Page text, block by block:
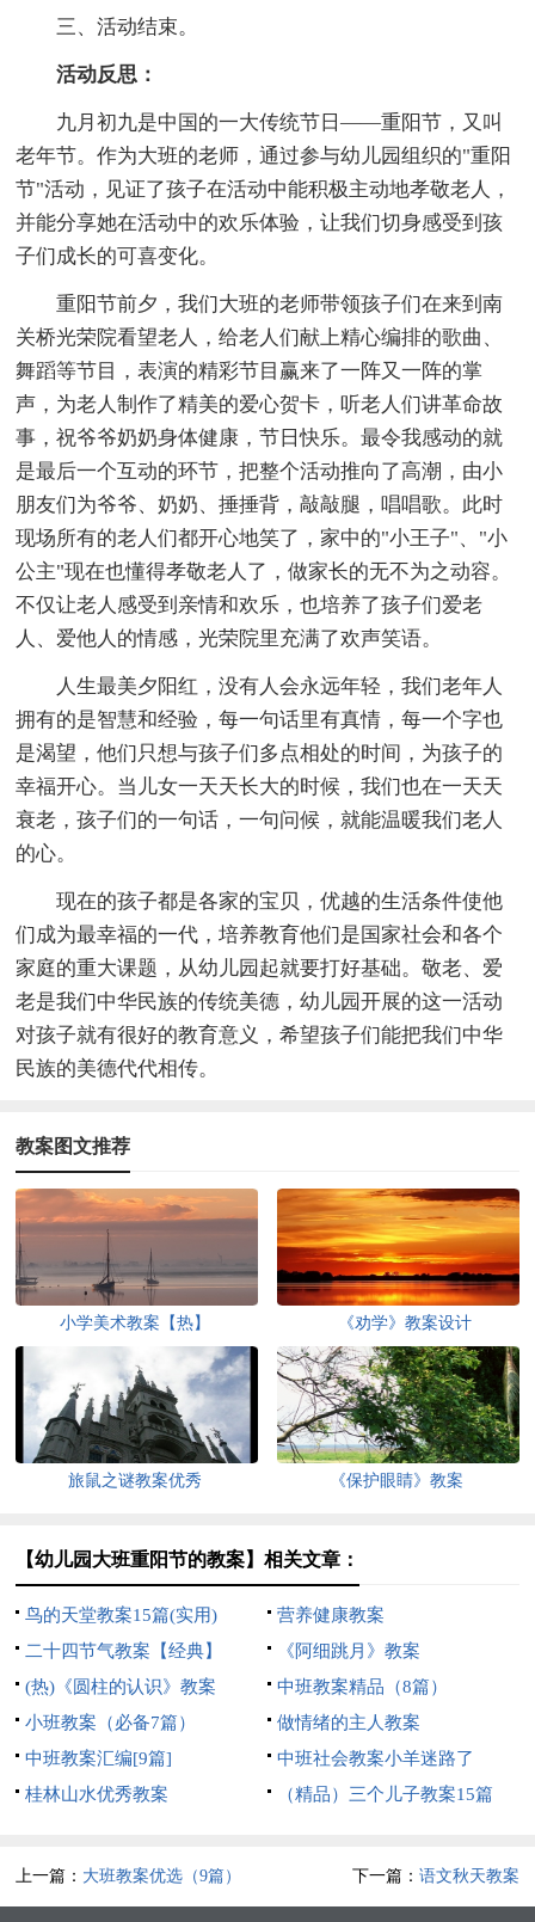
三、活动结束。
活动反思：
九月初九是中国的一大传统节日——重阳节，又叫
老年节。作为大班的老师，通过参与幼儿园组织的"重阳
节"活动，见证了孩子在活动中能积极主动地孝敬老人，
并能分享她在活动中的欢乐体验，让我们切身感受到孩
子们成长的可喜变化。
重阳节前夕，我们大班的老师带领孩子们在来到南
关桥光荣院看望老人，给老人们献上精心编排的歌曲、
舞蹈等节目，表演的精彩节目赢来了一阵又一阵的掌
声，为老人制作了精美的爱心贺卡，听老人们讲革命故
事，祝爷爷奶奶身体健康，节日快乐。最令我感动的就
是最后一个互动的环节，把整个活动推向了高潮，由小
朋友们为爷爷、奶奶、捶捶背，敲敲腿，唱唱歌。此时
现场所有的老人们都开心地笑了，家中的"小王子"、"小
公主"现在也懂得孝敬老人了，做家长的无不为之动容。
不仅让老人感受到亲情和欢乐，也培养了孩子们爱老
人、爱他人的情感，光荣院里充满了欢声笑语。
人生最美夕阳红，没有人会永远年轻，我们老年人
拥有的是智慧和经验，每一句话里有真情，每一个字也
是渴望，他们只想与孩子们多点相处的时间，为孩子的
幸福开心。当儿女一天天长大的时候，我们也在一天天
衰老，孩子们的一句话，一句问候，就能温暖我们老人
的心。
现在的孩子都是各家的宝贝，优越的生活条件使他
们成为最幸福的一代，培养教育他们是国家社会和各个
家庭的重大课题，从幼儿园起就要打好基础。敬老、爱
老是我们中华民族的传统美德，幼儿园开展的这一活动
对孩子就有很好的教育意义，希望孩子们能把我们中华
民族的美德代代相传。
教案图文推荐
小学美术教案【热】 《劝学》教案设计
旅鼠之谜教案优秀 《保护眼睛》教案
【幼儿园大班重阳节的教案】相关文章：
鸟的天堂教案15篇(实用)
营养健康教案
二十四节气教案【经典】
《阿细跳月》教案
(热)《圆柱的认识》教案
中班教案精品（8篇）
小班教案（必备7篇）
做情绪的主人教案
中班教案汇编[9篇]
中班社会教案小羊迷路了
桂林山水优秀教案
（精品）三个儿子教案15篇
上一篇： 大班教案优选（9篇） 下一篇： 语文秋天教案